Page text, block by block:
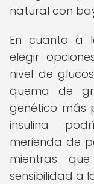
natural con
En cuanto a
elegir
nivel de
quema de
genético más
insulina
merienda de
mientras
sensibilidad a